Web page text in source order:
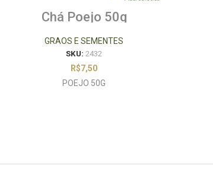
Chá Poejo 50g
GRAOS E SEMENTES
SKU: 2432
R$7,50
POEJO 50G